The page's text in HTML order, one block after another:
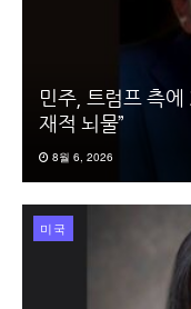
민주, 트럼프 측
재적 뇌물”
8월 6, 2026
미국